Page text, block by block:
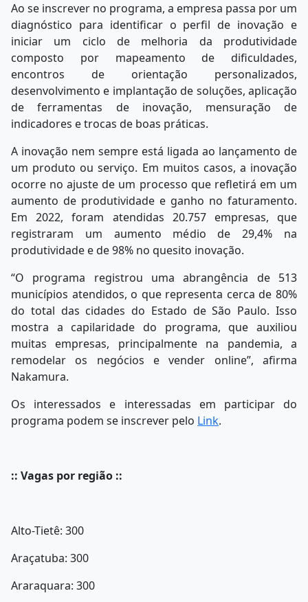
Ao se inscrever no programa, a empresa passa por um
diagnóstico para identificar o perfil de inovação e
iniciar um ciclo de melhoria da produtividade
composto por mapeamento de dificuldades,
encontros de orientação personalizados,
desenvolvimento e implantação de soluções, aplicação
de ferramentas de inovação, mensuração de
indicadores e trocas de boas práticas.
A inovação nem sempre está ligada ao lançamento de
um produto ou serviço. Em muitos casos, a inovação
ocorre no ajuste de um processo que refletirá em um
aumento de produtividade e ganho no faturamento.
Em 2022, foram atendidas 20.757 empresas, que
registraram um aumento médio de 29,4% na
produtividade e de 98% no quesito inovação.
“O programa registrou uma abrangência de 513
municípios atendidos, o que representa cerca de 80%
do total das cidades do Estado de São Paulo. Isso
mostra a capilaridade do programa, que auxiliou
muitas empresas, principalmente na pandemia, a
remodelar os negócios e vender online”, afirma
Nakamura.
Os interessados e interessadas em participar do
programa podem se inscrever pelo Link.
:: Vagas por região ::
Alto-Tietê: 300
Araçatuba: 300
Araraquara: 300